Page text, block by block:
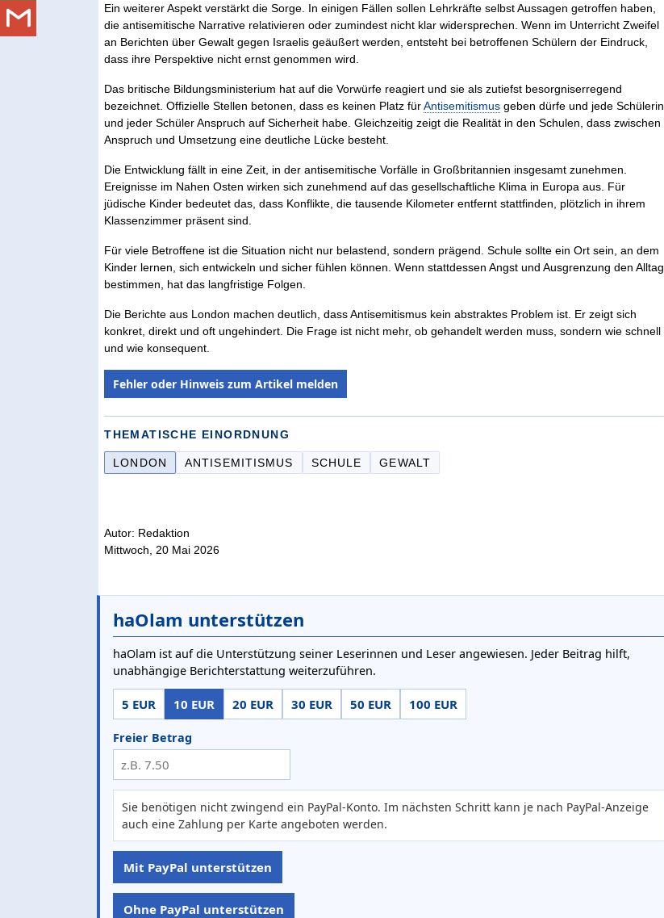
Ein weiterer Aspekt verstärkt die Sorge. In einigen Fällen sollen Lehrkräfte selbst Aussagen getroffen haben,
die antisemitische Narrative relativieren oder zumindest nicht klar widersprechen. Wenn im Unterricht Zweifel
an Berichten über Gewalt gegen Israelis geäußert werden, entsteht bei betroffenen Schülern der Eindruck,
dass ihre Perspektive nicht ernst genommen wird.
Das britische Bildungsministerium hat auf die Vorwürfe reagiert und sie als zutiefst besorgniserregend
bezeichnet. Offizielle Stellen betonen, dass es keinen Platz fürAntisemitismus geben dürfe und jede Schülerin
und jeder Schüler Anspruch auf Sicherheit habe. Gleichzeitig zeigt die Realität in den Schulen, dass zwischen
Anspruch und Umsetzung eine deutliche Lücke besteht.
Die Entwicklung fällt in eine Zeit, in der antisemitische Vorfälle in Großbritannien insgesamt zunehmen.
Ereignisse im Nahen Osten wirken sich zunehmend auf das gesellschaftliche Klima in Europa aus. Für
jüdische Kinder bedeutet das, dass Konflikte, die tausende Kilometer entfernt stattfinden, plötzlich in ihrem
Klassenzimmer präsent sind.
Für viele Betroffene ist die Situation nicht nur belastend, sondern prägend. Schule sollte ein Ort sein, an dem
Kinder lernen, sich entwickeln und sicher fühlen können. Wenn stattdessen Angst und Ausgrenzung den Alltag
bestimmen, hat das langfristige Folgen.
Die Berichte aus London machen deutlich, dass Antisemitismus kein abstraktes Problem ist. Er zeigt sich
konkret, direkt und oft ungehindert. Die Frage ist nicht mehr, ob gehandelt werden muss, sondern wie schnell
und wie konsequent.
Fehler oder Hinweis zum Artikel melden
THEMATISCHE EINORDNUNG
LONDON ANTISEMITISMUS SCHULE GEWALT
Autor: Redaktion
Mittwoch, 20 Mai 2026
haOlam unterstützen
haOlam ist auf die Unterstützung seiner Leserinnen und Leser angewiesen. Jeder Beitrag hilft,
unabhängige Berichterstattung weiterzuführen.
5 EUR 10 EUR 20 EUR 30 EUR 50 EUR 100 EUR
Freier Betrag
Sie benötigen nicht zwingend ein PayPal-Konto. Im nächsten Schritt kann je nach PayPal-Anzeige
auch eine Zahlung per Karte angeboten werden.
Mit PayPal unterstützen
Ohne PayPal unterstützen